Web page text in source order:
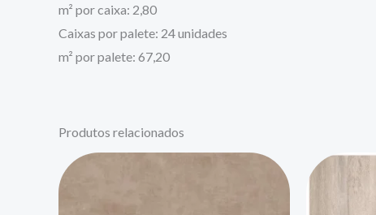
m² por caixa: 2,80
Caixas por palete: 24 unidades
m² por palete: 67,20
Produtos relacionados